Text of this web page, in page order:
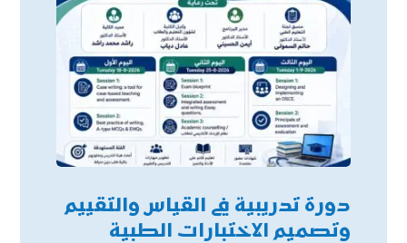
دورة تدريبية في القياس والتقييم
وتصميم الاختبارات الطبية